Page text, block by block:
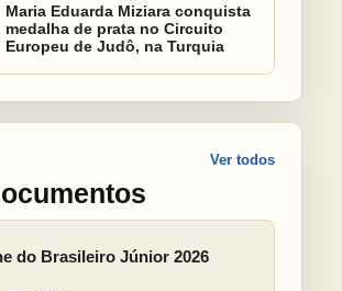
Maria Eduarda Miziara conquista
medalha de prata no Circuito
Europeu de Judô, na Turquia
Ver todos
do Brasileiro Júnior 2026